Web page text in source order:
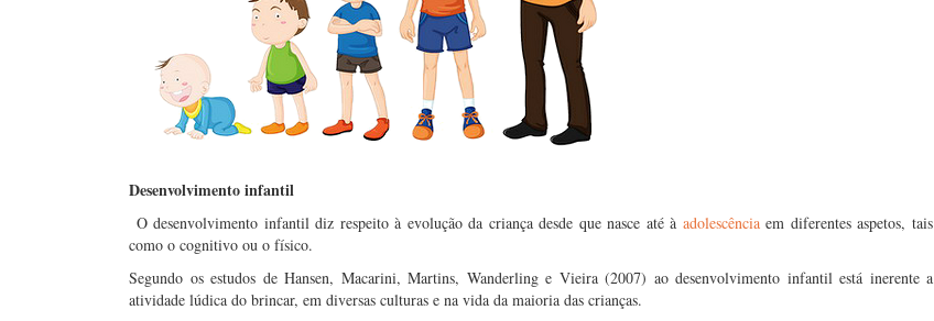
Desenvolvimento infantil
O desenvolvimento infantil diz respeito à evolução da criança desde que nasce até à adolescênciaem diferentes aspetos, tais
como o cognitivo ou o físico.
Segundo os estudos de Hansen, Macarini, Martins, Wanderling e Vieira (2007) ao desenvolvimento infantil está inerente a
atividade lúdica do brincar, em diversas culturas e na vida da maioria das crianças.